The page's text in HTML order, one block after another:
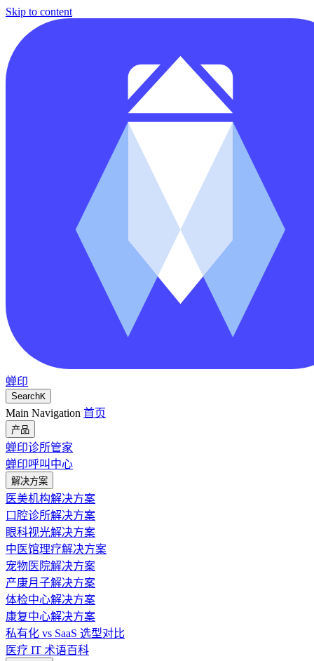
Skip to content
蝉印
SearchK
Main Navigation 首页
产品
蝉印诊所管家
蝉印呼叫中心
解决方案
医美机构解决方案
口腔诊所解决方案
眼科视光解决方案
中医馆理疗解决方案
宠物医院解决方案
产康月子解决方案
体检中心解决方案
康复中心解决方案
私有化 vs SaaS 选型对比
医疗 IT 术语百科